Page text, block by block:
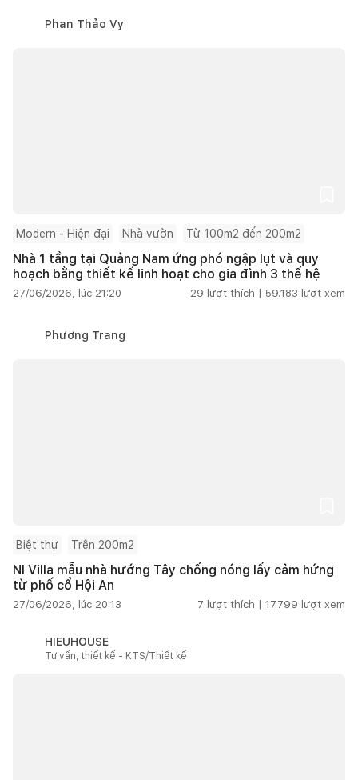
Phan Thảo Vy
Modern - Hiện đại Nhà vườn Từ 100m2 đến 200m2
Nhà 1 tầng tại Quảng Nam ứng phó ngập lụt và quy
hoạch bằng thiết kế linh hoạt cho gia đình 3 thế hệ
27/06/2026, lúc 21:20 29 lượt thích | 59.183 lượt xem
Phương Trang
Biệt thự Trên 200m2
NI Villa mẫu nhà hướng Tây chống nóng lấy cảm hứng
từ phố cổ Hội An
27/06/2026, lúc 20:13 7 lượt thích | 17.799 lượt xem
HIEUHOUSE
Tư vấn, thiết kế - KTS/Thiết kế